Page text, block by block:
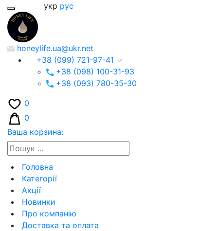
укр рус
honeylife.ua@ukr.net
+38 (099) 721-97-41
+38 (098) 100-31-93
+38 (093) 780-35-30
0
0
Ваша корзина:
Головна
Категорії
Акції
Новинки
Про компанію
Доставка та оплата